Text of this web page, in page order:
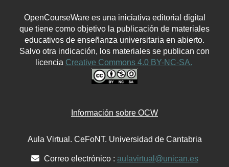
OpenCourseWare es una iniciativa editorial digital
que tiene como objetivo la publicación de materiales
educativos de enseñanza universitaria en abierto.
Salvo otra indicación, los materiales se publican con
licencia Creative Commons 4.0 BY-NC-SA.
Información sobre OCW
Aula Virtual. CeFoNT. Universidad de Cantabria
Correo electrónico : aulavirtual@unican.es